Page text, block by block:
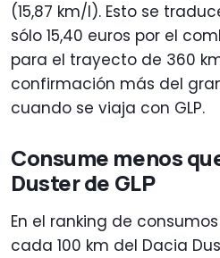
(15,87 km/l). Esto se
sólo 15,40 euros por el
para el trayecto de 360
confirmación más del
cuando se viaja con GLP.
Consume menos
Duster de GLP
En el ranking de
cada 100 km del Dacia